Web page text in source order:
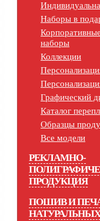
Наборы в
наборы
Коллекции
Графический
Каталог
Образцы
Все модели
РЕКЛАМНО-
ПРОДУКЦИЯ
ПОШИВ И